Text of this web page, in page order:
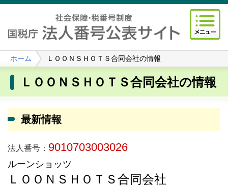
ホーム ＬＯＯＮＳＨＯＴＳ合同会社の情報
ＬＯＯＮＳＨＯＴＳ合同会社の情報
最新情報
法人番号： 9010703003026
ルーンショッツ
ＬＯＯＮＳＨＯＴＳ合同会社